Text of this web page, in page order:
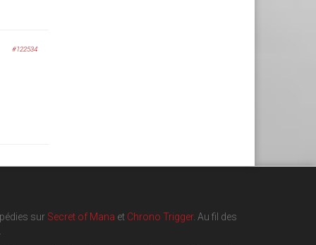
#122534
sur Secret of Mana et Chrono Trigger. Au fil des